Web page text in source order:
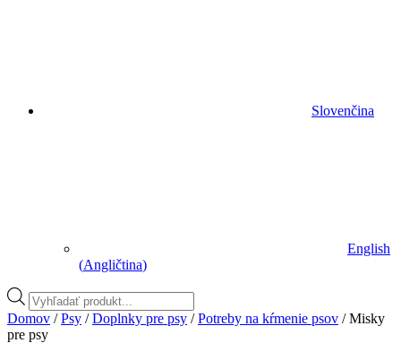
Slovenčina
English
(Angličtina)
Vyhľadávanie
produktov
Domov /Psy /Doplnky pre psy /Potreby na kŕmenie psov / Misky
pre psy